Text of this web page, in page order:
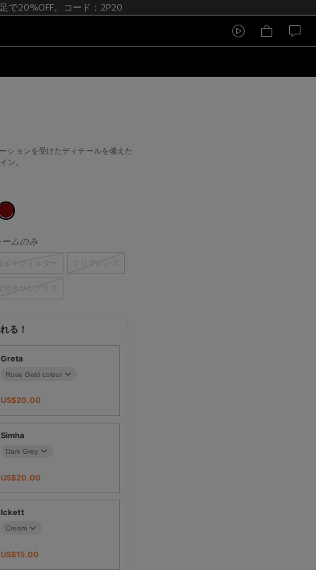
。コード：2P20
ションを受けたディテールを備えた
ン。
ムのみ
イトフィルター
付きサングラス
る！
Greta
US$20.00
Simha
US$20.00
Ickett
US$15.00